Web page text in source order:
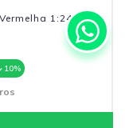
1:24
10%